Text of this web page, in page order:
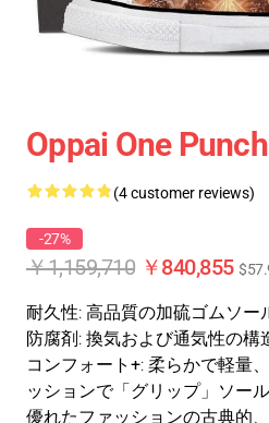
Oppai One
(4 customer reviews)
-27%
￥1,159,710 ￥840,855
耐久性: 高品質の加硫ゴムソー
防腐剤: 換気および通気性の構
コンフォート+: 柔らかで軽量
ッションで「グリップ」ソール
優れたファッションの古典的